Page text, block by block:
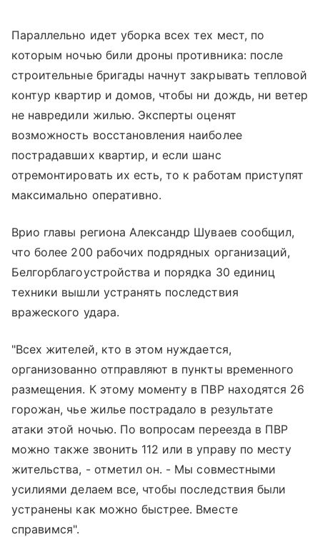
Параллельно идет уборка всех тех мест, по
которым ночью били дроны противника: после
строительные бригады начнут закрывать тепловой
контур квартир и домов, чтобы ни дождь, ни ветер
не навредили жилью. Эксперты оценят
возможность восстановления наиболее
пострадавших квартир, и если шанс
отремонтировать их есть, то к работам приступят
максимально оперативно.
Врио главы региона Александр Шуваев сообщил,
что более 200 рабочих подрядных организаций,
Белгорблагоустройства и порядка 30 единиц
техники вышли устранять последствия
вражеского удара.
"Всех жителей, кто в этом нуждается,
организованно отправляют в пункты временного
размещения. К этому моменту в ПВР находятся 26
горожан, чье жилье пострадало в результате
атаки этой ночью. По вопросам переезда в ПВР
можно также звонить 112 или в управу по месту
жительства, - отметил он. - Мы совместными
усилиями делаем все, чтобы последствия были
устранены как можно быстрее. Вместе
справимся".